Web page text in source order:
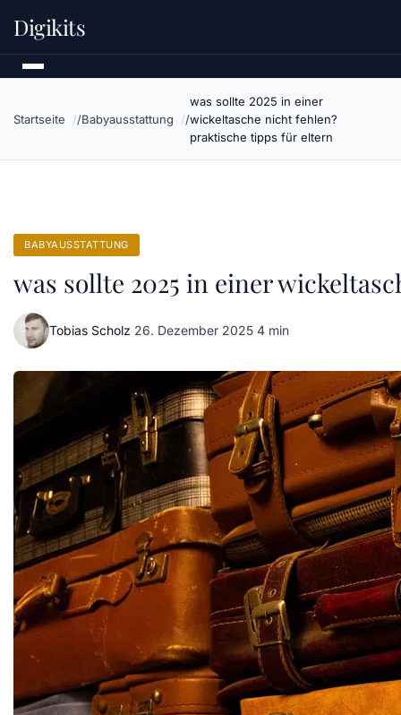
Digikits
Startseite Babyausstattung
was sollte 2025 in einer
wickeltasche nicht fehlen?
praktische tipps für eltern
BABYAUSSTATTUNG
was sollte 2025 in einer
Tobias Scholz·26. Dezember 2025·4 min